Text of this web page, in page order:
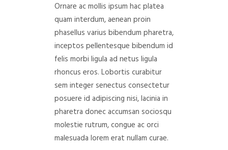
DEPARTAMENTO DE PERSONAL
Ornare ac mollis ipsum hac platea
quam interdum, aenean proin
phasellus varius bibendum pharetra,
inceptos pellentesque bibendum id
felis morbi ligula ad netus ligula
rhoncus eros. Lobortis curabitur
sem integer senectus consectetur
posuere id adipiscing nisi, lacinia in
pharetra donec accumsan sociosqu
molestie rutrum, congue ac orci
malesuada lorem erat nullam curae.